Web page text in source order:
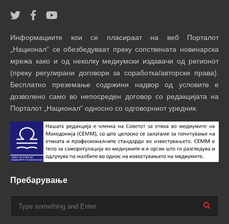
Информациите кои се пласираат на веб Порталот
„Национал“ се обезбедуваат преку сопствената новинарска
мрежа како и од неколку медиумски издавачи од регионот
(преку регулирани договори за соработка/авторски права).
Бесплатно преземање содржини надвор од условите е
дозволено само во непосреден договор со редакцијата на
Порталот „Национал“ односно со одговорниот уредник.
Пребарување